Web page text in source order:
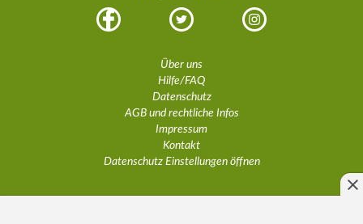
Facebook Twitter Instagram
Über uns
Hilfe/FAQ
Datenschutz
AGB und rechtliche Infos
Impressum
Kontakt
Datenschutz Einstellungen öffnen